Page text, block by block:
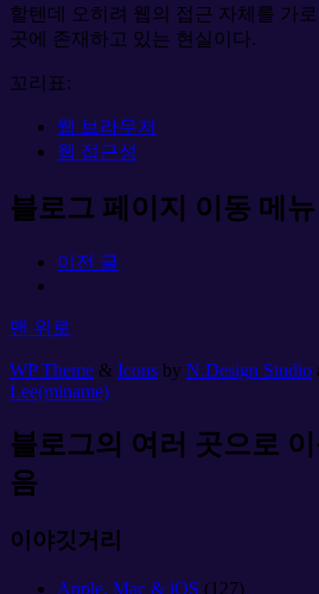
할텐데 오히려 웹의 접근 자체를 가
곳에 존재하고 있는 현실이다.
꼬리표:
웹 브라우저
웹 접근성
블로그 페이지 이동 메뉴
이전 글
맨 위로
WP Theme & Icons by N.Design Studio
Lee(miname)
블로그의 여러 곳으로
음
이야깃거리
Apple, Mac & iOS (127)